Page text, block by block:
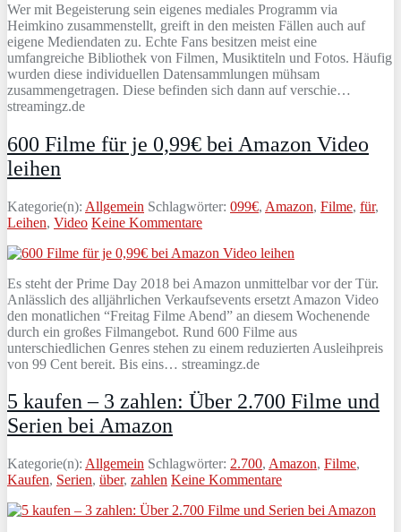
Wer mit Begeisterung sein eigenes mediales Programm via
Heimkino zusammenstellt, greift in den meisten Fällen auch auf
eigene Mediendaten zu. Echte Fans besitzen meist eine
umfangreiche Bibliothek von Filmen, Musiktiteln und Fotos. Häufig
wurden diese individuellen Datensammlungen mühsam
zusammengetragen. Diese befinden sich dann auf verschie…
streamingz.de
600 Filme für je 0,99€ bei Amazon Video
leihen
Kategorie(n): Allgemein Schlagwörter: 099€, Amazon, Filme, für,
Leihen, Video Keine Kommentare
Es steht der Prime Day 2018 bei Amazon unmittelbar vor der Tür.
Anlässlich des alljährlichen Verkaufsevents ersetzt Amazon Video
den monatlichen “Freitag Filme Abend” an diesem Wochenende
durch ein großes Filmangebot. Rund 600 Filme aus
unterschiedlichen Genres stehen zu einem reduzierten Ausleihpreis
von 99 Cent bereit. Bis eins… streamingz.de
5 kaufen – 3 zahlen: Über 2.700 Filme und
Serien bei Amazon
Kategorie(n): Allgemein Schlagwörter: 2.700, Amazon, Filme,
Kaufen, Serien, über, zahlen Keine Kommentare